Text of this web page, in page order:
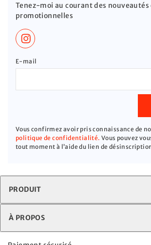
Tenez-moi au courant des
promotionnelles
E-mail
Vous confirmez avoir pris connaissance de
politique de confidentialité. Vous pouvez
tout moment à l’aide du lien de
PRODUIT
À PROPOS